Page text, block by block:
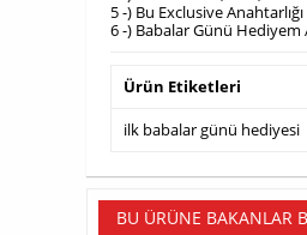
5 -) Bu Exclusive
6 -) Babalar Günü
Ürün Etiketleri
ilk babalar günü hediyesi
BU ÜRÜNE BAKANLAR